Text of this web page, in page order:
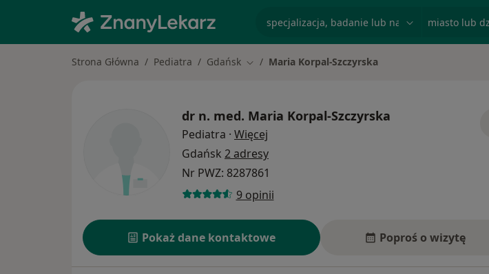
Strona Główna Pediatra Gdańsk Zmień miasto
Maria Korpal-Szczyrska
dr n. med. Maria Korpal-Szczyrska
Pediatra · Więcej
Gdańsk 2 adresy
Nr PWZ: 8287861
9 opinii
Pokaż dane kontaktowe Poproś o wizytę